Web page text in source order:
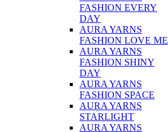
FASHION EVERY
DAY
AURA YARNS
FASHION LOVE ME
AURA YARNS
FASHION SHINY
DAY
AURA YARNS
FASHION SPACE
AURA YARNS
STARLIGHT
AURA YARNS